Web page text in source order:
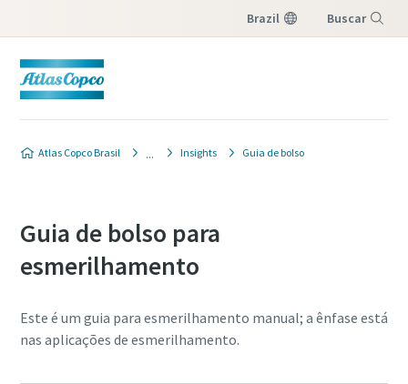
Brazil Buscar
Atlas Copco Brasil Insights Guia de bolso
Guia de bolso para
esmerilhamento
Este é um guia para esmerilhamento manual; a ênfase está
nas aplicações de esmerilhamento.